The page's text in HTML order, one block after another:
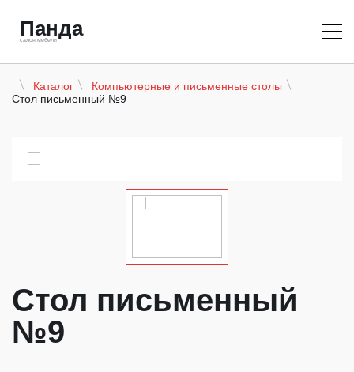
Панда
салон мебели
Каталог
Компьютерные и письменные столы
Стол письменный №9
Стол письменный
№9